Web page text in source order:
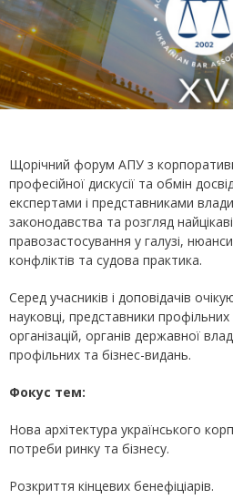
Щорічний форум АПУ з
професійної дискусії та обмін
експертами і представниками
законодавства та розгляд
правозастосування у галузі,
конфліктів та судова практика.
Серед учасників і доповідачів
науковці, представники
організацій, органів державної
профільних та бізнес-видань.
Фокус тем:
Нова архітектура українського
потреби ринку та бізнесу.
Розкриття кінцевих бенефіціарів.